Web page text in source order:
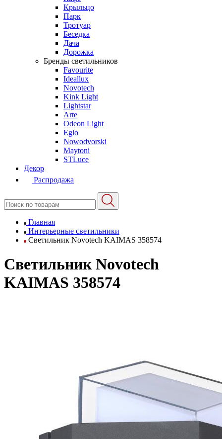
Крыльцо
Парк
Тротуар
Беседка
Дача
Дорожка
Бренды светильников
Favourite
Ideallux
Novotech
Kink Light
Lightstar
Arte
Odeon Light
Eglo
Nowodvorski
Maytoni
STLuce
Декор
Распродажа
Главная
Интерьерные светильники
Светильник Novotech KAIMAS 358574
Светильник Novotech
KAIMAS 358574